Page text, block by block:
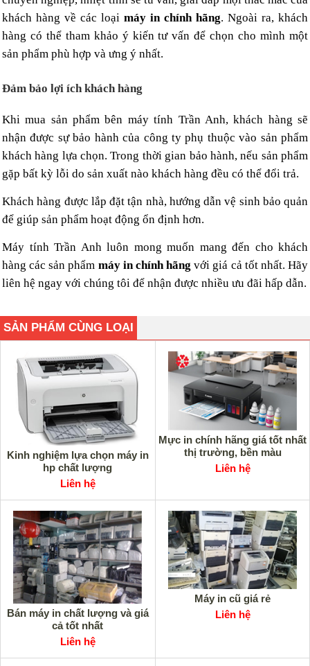
khách hàng về các loại máy in chính hãng. Ngoài ra, khách
hàng có thể tham khảo ý kiến tư vấn để chọn cho mình một
sản phẩm phù hợp và ưng ý nhất.
Đảm bảo lợi ích khách hàng
Khi mua sản phẩm bên máy tính Trần Anh, khách hàng sẽ
nhận được sự bảo hành của công ty phụ thuộc vào sản phẩm
khách hàng lựa chọn. Trong thời gian bảo hành, nếu sản phẩm
gặp bất kỳ lỗi do sản xuất nào khách hàng đều có thể đổi trả.
Khách hàng được lắp đặt tận nhà, hướng dẫn vệ sinh bảo quản
để giúp sản phẩm hoạt động ổn định hơn.
Máy tính Trần Anh luôn mong muốn mang đến cho khách
hàng các sản phẩm máy in chính hãng với giá cả tốt nhất. Hãy
liên hệ ngay với chúng tôi để nhận được nhiều ưu đãi hấp dẫn.
SẢN PHẨM CÙNG LOẠI
Kinh nghiệm lựa chọn máy in
hp chất lượng
Liên hệ
Mực in chính hãng giá tốt nhất
thị trường, bền màu
Liên hệ
Bán máy in chất lượng và giá
cả tốt nhất
Liên hệ
Máy in cũ giá rẻ
Liên hệ